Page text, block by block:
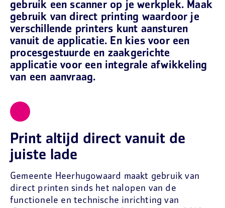
gebruik een scanner op je werkplek. Maak
gebruik van direct printing waardoor je
verschillende printers kunt aansturen
vanuit de applicatie. En kies voor een
procesgestuurde en zaakgerichte
applicatie voor een integrale afwikkeling
van een aanvraag.
Print altijd direct vanuit de
juiste lade
Gemeente Heerhugowaard maakt gebruik van
direct printen sinds het nalopen van de
functionele en technische inrichting van